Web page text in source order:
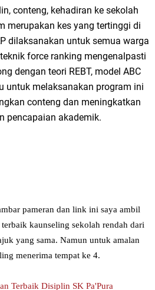
conteng, kehadiran ke sekolah
merupakan kes yang tertinggi di
dilaksanakan untuk semua warga
force ranking mengenalpasti
dengan teori REBT, model ABC
untuk melaksanakan program ini
conteng dan meningkatkan
pencapaian akademik.
pameran dan link ini saya ambil
kaunseling sekolah rendah dari
yang sama. Namun untuk amalan
menerima tempat ke 4.
Terbaik Disiplin SK Pa'Pura